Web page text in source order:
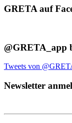
GRETA auf
@GRETA_app
Tweets von
Newsletter